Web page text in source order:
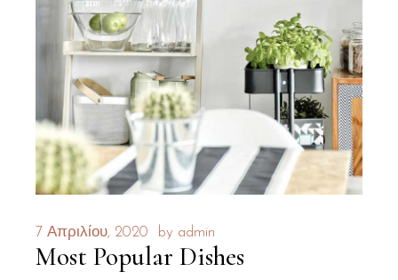
7 Απριλίου, 2020 by admin
Most Popular Dishes